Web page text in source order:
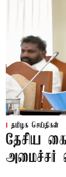
தமிழக செய்திகள்
தேசிய
அமைச்சர்